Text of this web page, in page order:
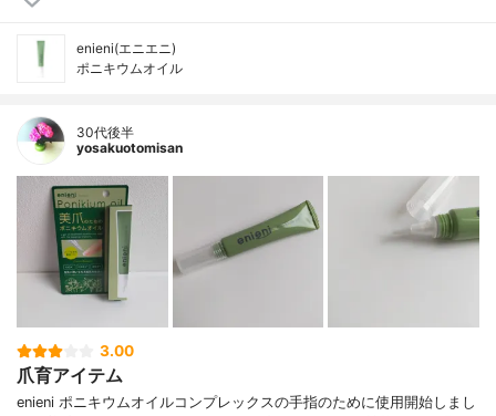
enieni(エニエニ)
ポニキウムオイル
30代後半
yosakuotomisan
3.00
爪育アイテム
enieni ポニキウムオイルコンプレックスの手指のために使用開始しまし